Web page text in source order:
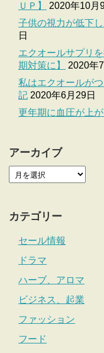
ＵＰ】
2020年10月
子供の視力が低下
日
エクオールサプリ
期対策に】
2020年
私はエクオールが
記 2020年6月29日
更年期に血圧が上
アーカイブ
カテゴリー
セール情報
ドラマ
ハーブ、アロマ
ビジネス、起業
ファッション
フード